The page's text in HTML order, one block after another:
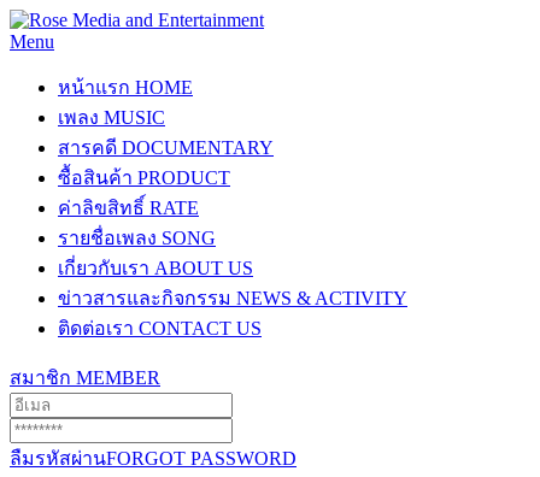
Menu
หน้าแรก HOME
เพลง MUSIC
สารคดี DOCUMENTARY
ซื้อสินค้า PRODUCT
ค่าลิขสิทธิ์ RATE
รายชื่อเพลง SONG
เกี่ยวกับเรา ABOUT US
ข่าวสารและกิจกรรม NEWS & ACTIVITY
ติดต่อเรา CONTACT US
สมาชิก MEMBER
ลืมรหัสผ่านFORGOT PASSWORD